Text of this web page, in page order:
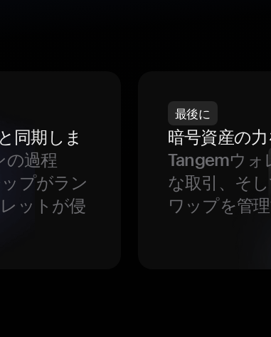
同期しま
の過程
プがラン
ットが侵
最後に
暗号資産の
Tangemウォ
な取引、そ
ワップを管